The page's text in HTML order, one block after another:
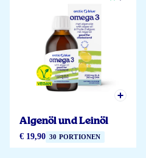
Algenöl und Leinöl
€ 19,90 30 PORTIONEN